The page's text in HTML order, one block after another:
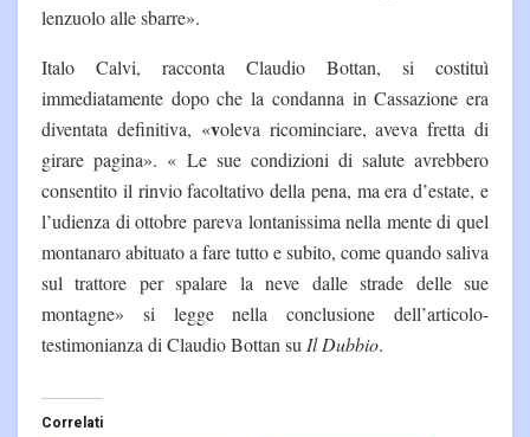
lenzuolo alle sbarre».
Italo Calvi, racconta Claudio Bottan, si costituì
immediatamente dopo che la condanna in Cassazione era
diventata definitiva, «voleva ricominciare, aveva fretta di
girare pagina». « Le sue condizioni di salute avrebbero
consentito il rinvio facoltativo della pena, ma era d’estate, e
l’udienza di ottobre pareva lontanissima nella mente di quel
montanaro abituato a fare tutto e subito, come quando saliva
sul trattore per spalare la neve dalle strade delle sue
montagne» si legge nella conclusione dell’articolo-
testimonianza di Claudio Bottan su Il Dubbio.
Correlati